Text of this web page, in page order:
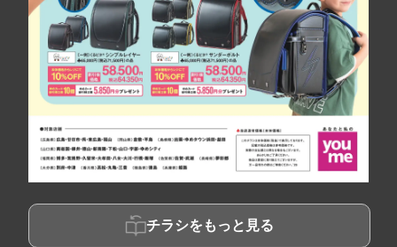
チラシをもっと見る